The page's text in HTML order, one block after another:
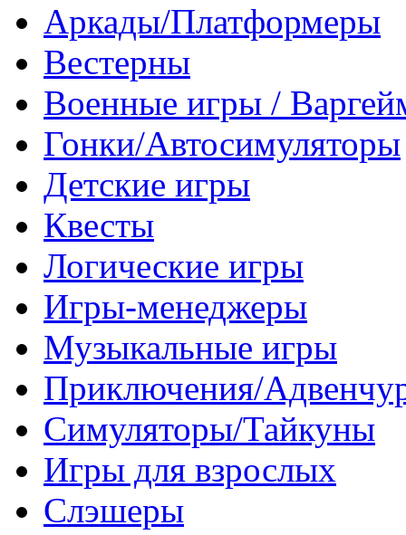
Аркады/Платформеры
Вестерны
Военные игры /
Гонки/Автосимуляторы
Детские игры
Квесты
Логические игры
Игры-менеджеры
Музыкальные игры
Приключения/
Симуляторы/Тайкуны
Игры для взрослых
Слэшеры